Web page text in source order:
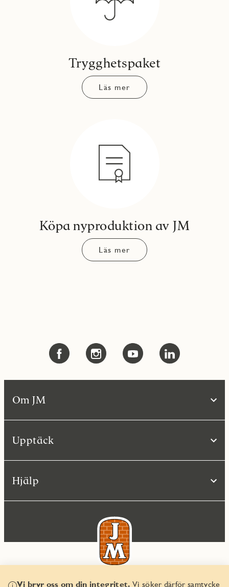
Trygghetspaket
Läs mer
Köpa nyproduktion av JM
Läs mer
Vi bryr oss om din integritet. Vi söker därför samtycke
Om JM
Upptäck
Hjälp